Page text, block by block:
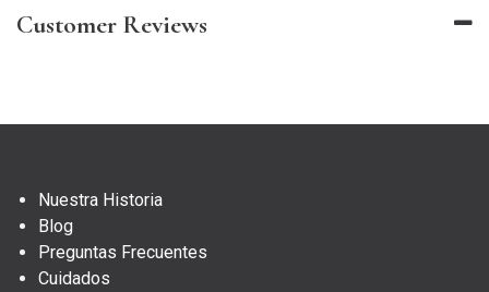
Customer Reviews
Nuestra Historia
Blog
Preguntas Frecuentes
Cuidados